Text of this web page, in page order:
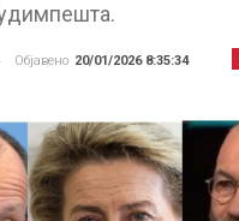
Објавено 20/01/2026 8:35:34